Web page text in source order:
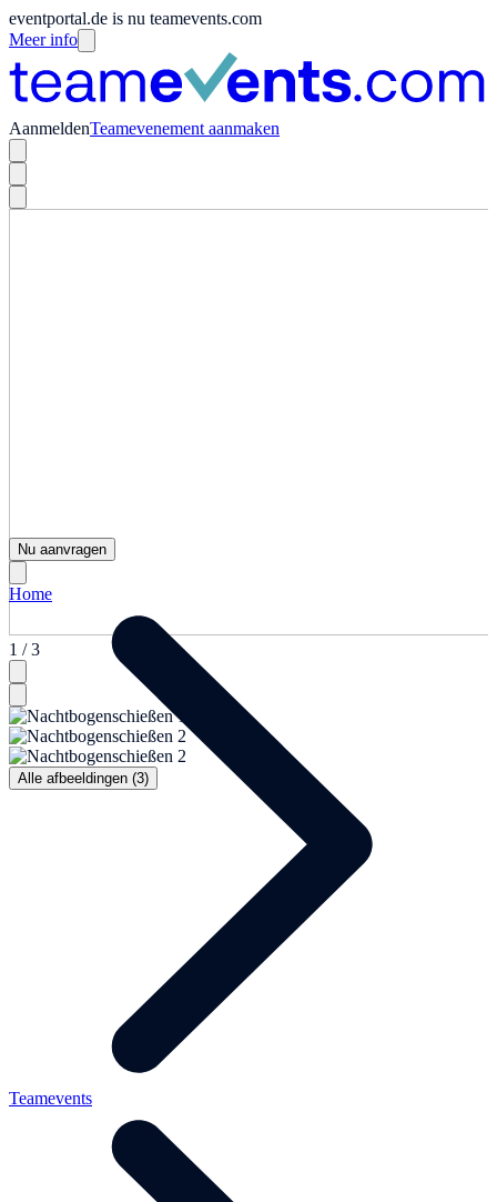
eventportal.de is nu teamevents.com
Meer info
AanmeldenTeamevenement aanmaken
1 / 3
Alle afbeeldingen (3)
Nu aanvragen
Home
Teamevents